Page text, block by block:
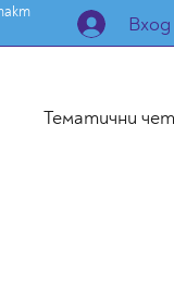
Вход
Тематични